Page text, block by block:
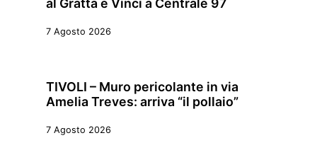
al Gratta e Vinci a Centrale 97
7 Agosto 2026
TIVOLI – Muro pericolante in via
Amelia Treves: arriva “il pollaio”
7 Agosto 2026